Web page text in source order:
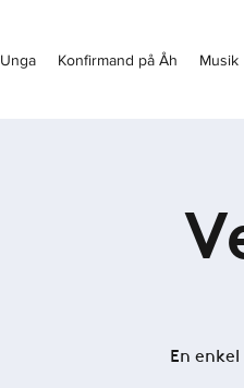
Unga Konfirmand på Åh Musik
En